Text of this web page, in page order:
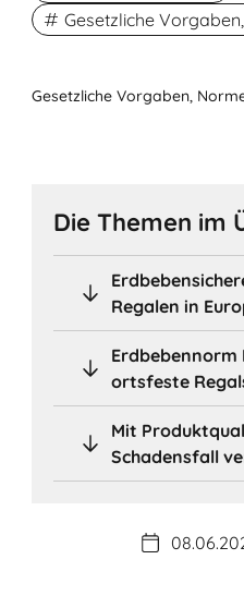
Gesetzliche
Gesetzliche Vorgaben,
Die Themen im
Regalen in
Erdbebennorm
ortsfeste
Mit
Schadensfall